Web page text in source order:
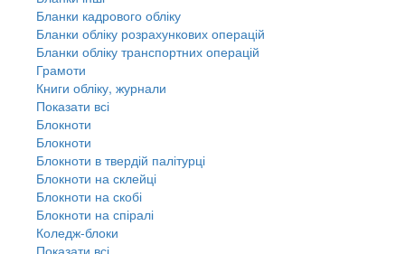
Бланки кадрового обліку
Бланки обліку розрахункових операцій
Бланки обліку транспортних операцій
Грамоти
Книги обліку, журнали
Показати всі
Блокноти
Блокноти
Блокноти в твердій палітурці
Блокноти на склейці
Блокноти на скобі
Блокноти на спіралі
Коледж-блоки